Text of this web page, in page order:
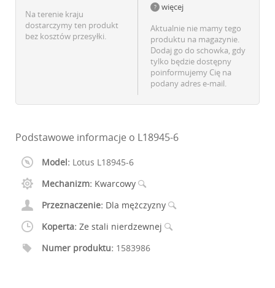
Na terenie kraju
dostarczymy ten produkt
bez kosztów przesyłki.
więcej
Aktualnie nie mamy tego
produktu na magazynie.
Dodaj go do schowka, gdy
tylko będzie dostępny
poinformujemy Cię na
podany adres e-mail.
Podstawowe informacje o L18945-6
Model: Lotus L18945-6
Mechanizm: Kwarcowy
Przeznaczenie: Dla mężczyzny
Koperta: Ze stali nierdzewnej
Numer produktu: 1583986